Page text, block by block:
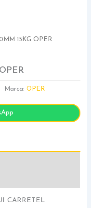
15KG OPER
Marca:OPER
CARRETEL